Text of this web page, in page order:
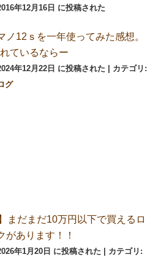
年12月16日 に投稿された
ノ12ｓを一年使ってみた感想。
ているならー
年12月22日 に投稿された | カテゴリ:
グ
まだまだ10万円以下で買えるロ
があります！！
年1月20日 に投稿された カテゴリ: